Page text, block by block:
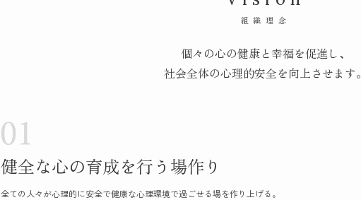
組織理念
個々の心の健康と幸福を促進し、
社会全体の心理的安全を向上させます。
健全な心の育成を行う場作り
全ての人々が心理的に安全で健康な心理環境で過ごせる場を作り上げる。